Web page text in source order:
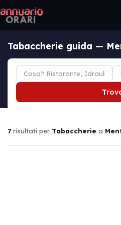
Tabaccherie guida —
7 risultati per Tabaccherie a